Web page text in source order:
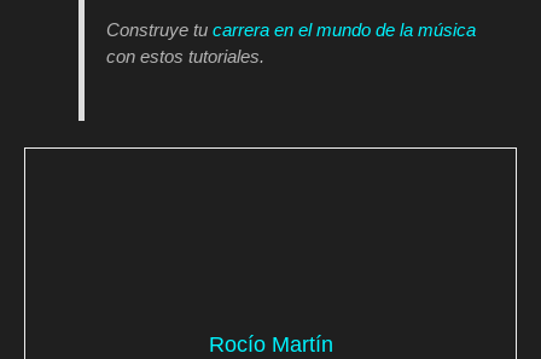
Construye tucarrera en el mundo de la música
con estos tutoriales.
Rocío Martín